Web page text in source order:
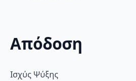
Απόδοση
Ισχύς Ψύξης